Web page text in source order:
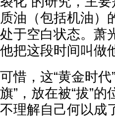
质油（包括机油）
处于空白状态。萧
他把这段时间叫做
可惜，这“黄金时
旗”，放在被“拔”
不理解自己何以成